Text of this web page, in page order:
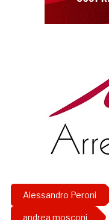
Alessandro Peroni
andrea mosconi